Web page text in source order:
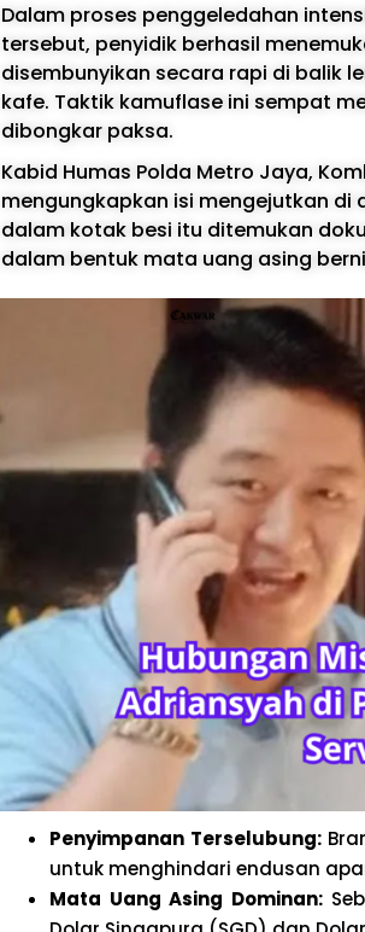
Dalam proses penggeledahan
tersebut, penyidik berhasil
disembunyikan secara rapi di balik
kafe. Taktik kamuflase ini sempat
dibongkar paksa.
Kabid Humas Polda Metro Jaya,
mengungkapkan isi mengejutkan
dalam kotak besi itu ditemukan
dalam bentuk mata uang asing
Penyimpanan Terselubung:
untuk menghindari endusan
Mata Uang Asing Dominan: